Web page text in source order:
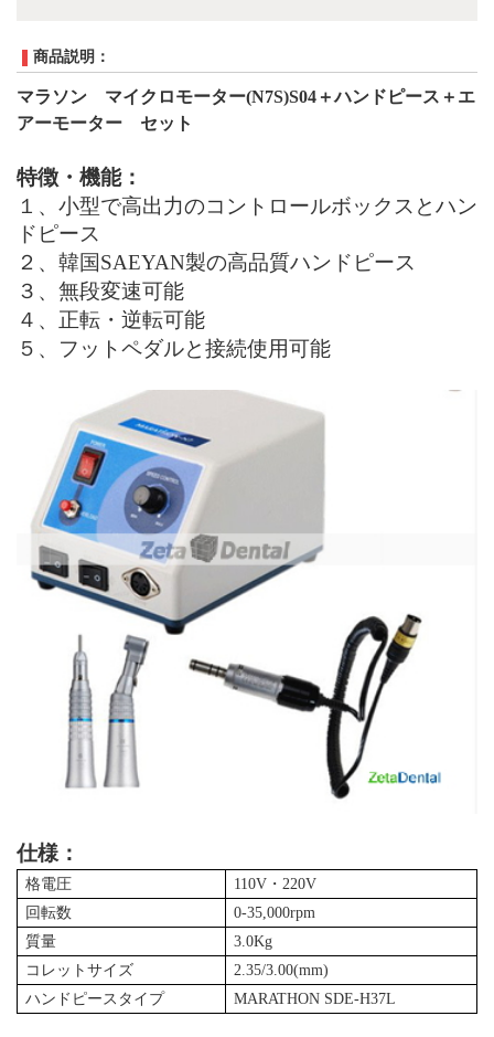
商品説明：
マラソン マイクロモーター(N7S)S04 ＋ハンドピース＋エ
アーモーター セット
特徴・機能：
１、 小型で高出力のコントロールボックスとハン
ドピース
２、 韓国SAEYAN製の高品質ハンドピース
３、 無段変速可能
４、正転・逆転可能
５、フットペダルと接続使用可能
仕様：
格電圧 110V ・220V
回転数
0-35,000rpm
質量
3.0Kg
コレットサイズ
2.35/3.00(mm)
ハンドピースタイプ
MARATHON SDE-H37L